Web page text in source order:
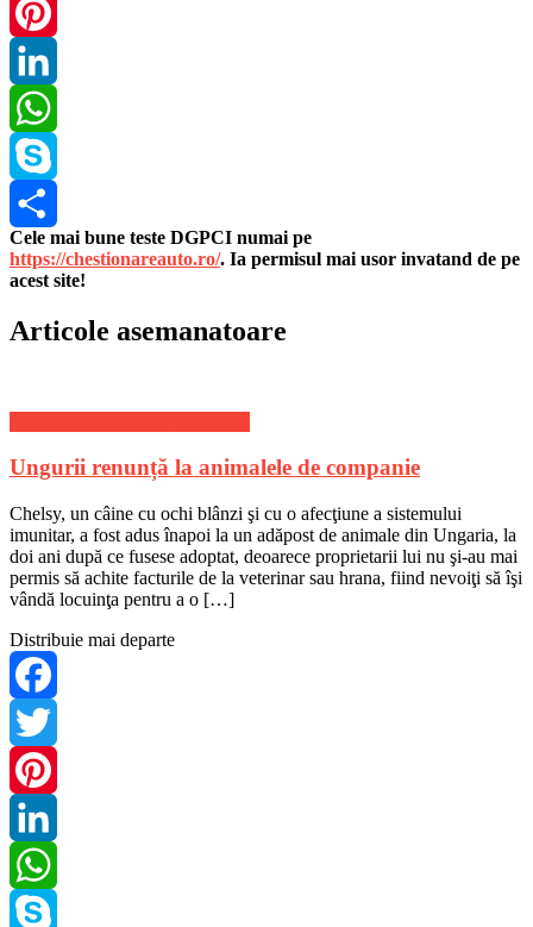
Twitter
Pinterest
LinkedIn
WhatsApp
Skype
Share
Cele mai bune teste DGPCI numai pe
https://chestionareauto.ro/. Ia permisul mai usor invatand de pe
acest site!
Articole asemanatoare
Ungurii renunță la animalele de companie
Chelsy, un câine cu ochi blânzi şi cu o afecţiune a sistemului
imunitar, a fost adus înapoi la un adăpost de animale din Ungaria, la
doi ani după ce fusese adoptat, deoarece proprietarii lui nu şi-au mai
permis să achite facturile de la veterinar sau hrana, fiind nevoiţi să îşi
vândă locuinţa pentru a o […]
Distribuie mai departe
Facebook
Twitter
Pinterest
LinkedIn
WhatsApp